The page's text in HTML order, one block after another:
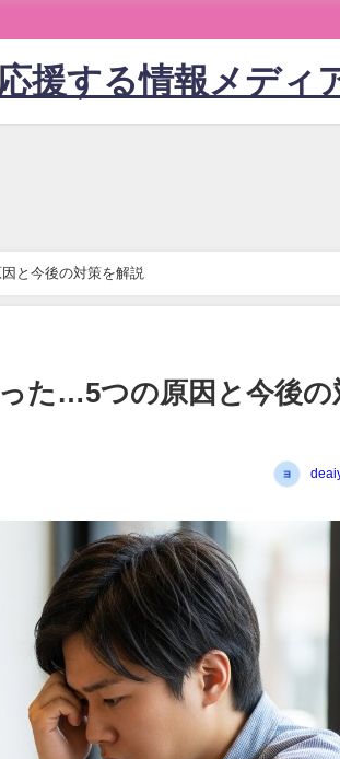
援する情報メディ
と今後の対策を解説
た…5つの原因と今後の